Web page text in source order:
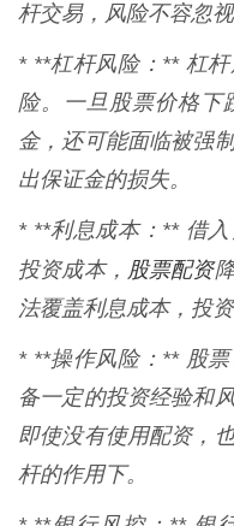
杆交易，风险不容忽视
* **杠杆风险：** 杠
险。一旦股票价格下
金，还可能面临被强
出保证金的损失。
* **利息成本：** 借
投资成本， 股票配资
法覆盖利息成本，投
* **操作风险：** 股
备一定的投资经验和
即使没有使用配资，
杆的作用下。